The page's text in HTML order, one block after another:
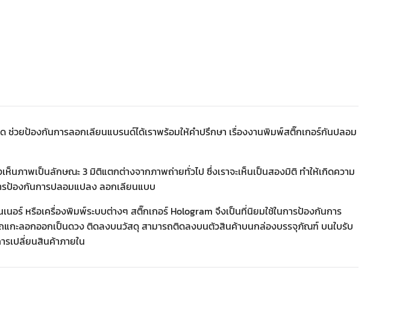
ช่วยป้องกันการลอกเลียนแบรนด์ได้เราพร้อมให้คำปรึกษา เรื่องงานพิมพ์สติ๊กเกอร์กันปลอม
นภาพเป็นลักษณะ 3 มิติแตกต่างจากภาพถ่ายทั่วไป ซึ่งเราจะเห็นเป็นสองมิติ ทำให้เกิดความ
ป้องกันการปลอมแปลง ลอกเลียนแบบ
อร์ หรือเครื่องพิมพ์ระบบต่างๆ สติ๊กเกอร์ Hologram จึงเป็นที่นิยมใช้ในการป้องกันการ
กะลอกออกเป็นดวง ติดลงบนวัสดุ สามารถติดลงบนตัวสินค้าบนกล่องบรรจุภัณฑ์ บนใบรับ
รเปลี่ยนสินค้าภายใน